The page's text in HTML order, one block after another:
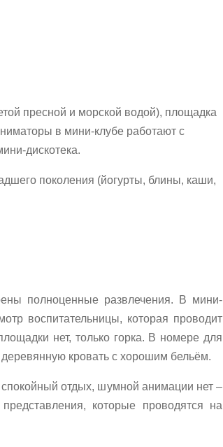
пресной и морской водой), площадка
в мини-клубе работают с
дискотека.
поколения (йогурты, блины, каши,
полноценные развлечения. В мини-
воспитательницы, которая проводит
нет, только горка. В номере для
кровать с хорошим бельём.
отдых, шумной анимации нет –
которые проводятся на